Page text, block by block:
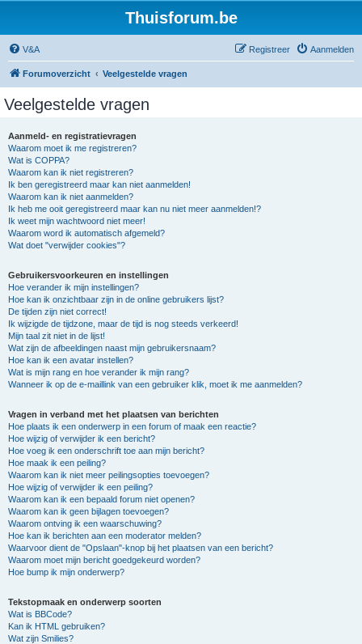
Thuisforum.be
V&A Aanmelden
Registreer
Forumoverzicht Veelgestelde vragen
Veelgestelde vragen
Aanmeld- en registratievragen
Waarom moet ik me registreren?
Wat is COPPA?
Waarom kan ik niet registreren?
Ik ben geregistreerd maar kan niet aanmelden!
Waarom kan ik niet aanmelden?
Ik heb me ooit geregistreerd maar kan nu niet meer aanmelden!?
Ik weet mijn wachtwoord niet meer!
Waarom word ik automatisch afgemeld?
Wat doet "verwijder cookies"?
Gebruikersvoorkeuren en instellingen
Hoe verander ik mijn instellingen?
Hoe kan ik onzichtbaar zijn in de online gebruikers lijst?
De tijden zijn niet correct!
Ik wijzigde de tijdzone, maar de tijd is nog steeds verkeerd!
Mijn taal zit niet in de lijst!
Wat zijn de afbeeldingen naast mijn gebruikersnaam?
Hoe kan ik een avatar instellen?
Wat is mijn rang en hoe verander ik mijn rang?
Wanneer ik op de e-maillink van een gebruiker klik, moet ik me aanmelden?
Vragen in verband met het plaatsen van berichten
Hoe plaats ik een onderwerp in een forum of maak een reactie?
Hoe wijzig of verwijder ik een bericht?
Hoe voeg ik een onderschrift toe aan mijn bericht?
Hoe maak ik een peiling?
Waarom kan ik niet meer peilingsopties toevoegen?
Hoe wijzig of verwijder ik een peiling?
Waarom kan ik een bepaald forum niet openen?
Waarom kan ik geen bijlagen toevoegen?
Waarom ontving ik een waarschuwing?
Hoe kan ik berichten aan een moderator melden?
Waarvoor dient de "Opslaan"-knop bij het plaatsen van een bericht?
Waarom moet mijn bericht goedgekeurd worden?
Hoe bump ik mijn onderwerp?
Tekstopmaak en onderwerp soorten
Wat is BBCode?
Kan ik HTML gebruiken?
Wat zijn Smilies?